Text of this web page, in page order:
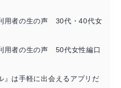
用者の生の声 30代・40代女
用者の生の声 50代女性編口
』は手軽に出会えるアプリだ